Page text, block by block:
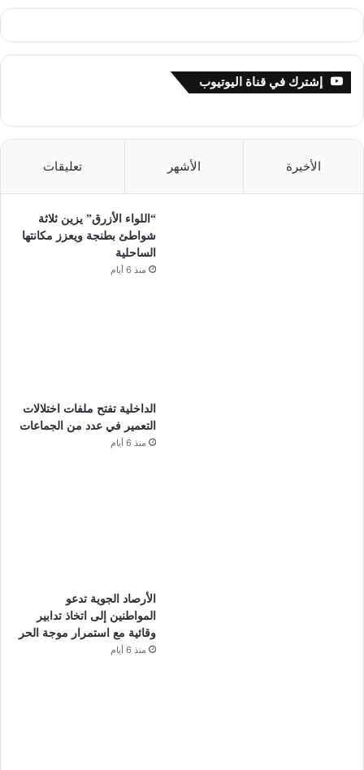
إشترك في قناة اليوتيوب
الأخيرة الأشهر تعليقات
“اللواء الأزرق” يزين ثلاثة
شواطئ بطنجة ويعزز مكانتها
الساحلية
منذ 6 أيام
الداخلية تفتح ملفات اختلالات
التعمير في عدد من الجماعات
منذ 6 أيام
الأرصاد الجوية تدعو
المواطنين إلى اتخاذ تدابير
وقائية مع استمرار موجة الحر
منذ 6 أيام